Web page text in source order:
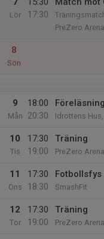
Lör
17:30
PreZero
8
Sön
9
Mån
18:00
20:30
Idrottens
10
Tis
17:30
19:00
Träning
PreZero
11
Ons
17:30
18:30
Fotbollsfys
SmashFit
12
Tor
17:30
19:00
Träning
PreZero